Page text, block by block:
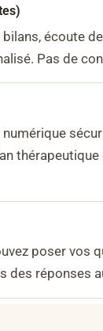
écoute
Pas de
poser vos
des réponses